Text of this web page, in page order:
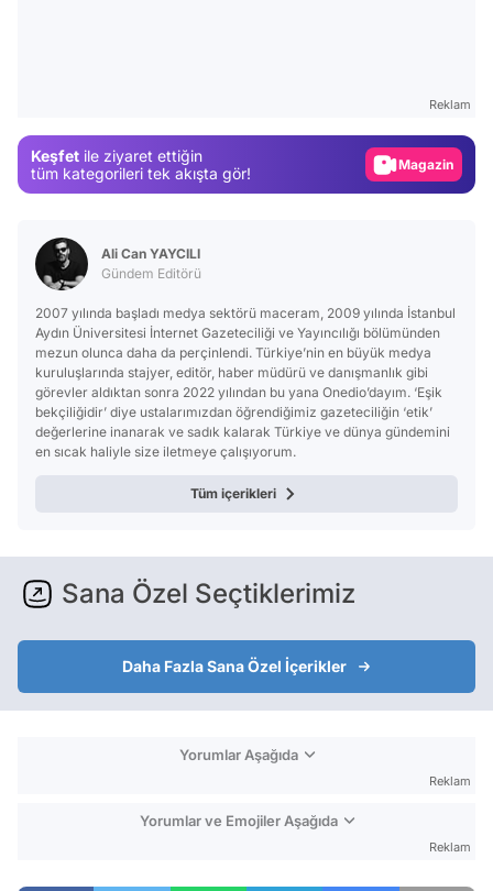
Reklam
Keşfet ile ziyaret ettiğin
tüm kategorileri tek akışta gör!
Magazin
Ali Can YAYCILI
Gündem Editörü
2007 yılında başladı medya sektörü maceram, 2009 yılında İstanbul
Aydın Üniversitesi İnternet Gazeteciliği ve Yayıncılığı bölümünden
mezun olunca daha da perçinlendi. Türkiye’nin en büyük medya
kuruluşlarında stajyer, editör, haber müdürü ve danışmanlık gibi
görevler aldıktan sonra 2022 yılından bu yana Onedio’dayım. ‘Eşik
bekçiliğidir’ diye ustalarımızdan öğrendiğimiz gazeteciliğin ‘etik’
değerlerine inanarak ve sadık kalarak Türkiye ve dünya gündemini
en sıcak haliyle size iletmeye çalışıyorum.
Tüm içerikleri
Sana Özel Seçtiklerimiz
Daha Fazla Sana Özel İçerikler
Yorumlar Aşağıda
Reklam
Yorumlar ve Emojiler Aşağıda
Reklam